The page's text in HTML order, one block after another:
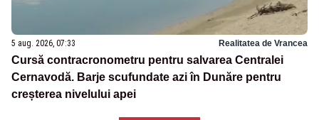
5 aug. 2026, 07:33 Realitatea de Vrancea
Cursă contracronometru pentru salvarea Centralei
Cernavodă. Barje scufundate azi în Dunăre pentru
creșterea nivelului apei